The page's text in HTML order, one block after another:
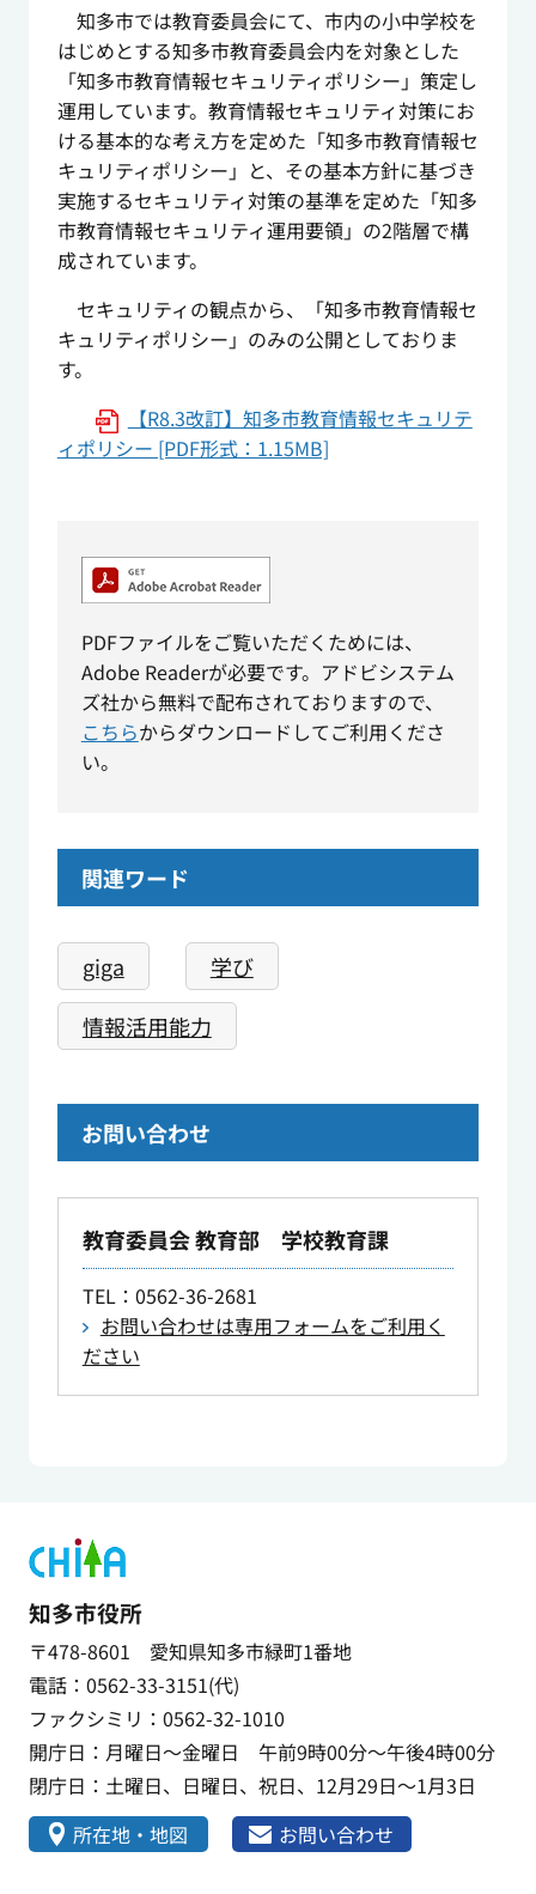
知多市では教育委員会にて、市内の小中学校を
はじめとする知多市教育委員会内を対象とした
「知多市教育情報セキュリティポリシー」策定し
運用しています。教育情報セキュリティ対策にお
ける基本的な考え方を定めた「知多市教育情報セ
キュリティポリシー」と、その基本方針に基づき
実施するセキュリティ対策の基準を定めた「知多
市教育情報セキュリティ運用要領」の2階層で構
成されています。
セキュリティの観点から、「知多市教育情報セ
キュリティポリシー」のみの公開としておりま
す。
【R8.3改訂】知多市教育情報セキュリテ
ィポリシー [PDF形式：1.15MB]
PDFファイルをご覧いただくためには、
Adobe Readerが必要です。アドビシステム
ズ社から無料で配布されておりますので、
こちらからダウンロードしてご利用くださ
い。
関連ワード
giga
学び
情報活用能力
お問い合わせ
教育委員会 教育部 学校教育課
TEL：0562-36-2681
お問い合わせは専用フォームをご利用く
ださい
知多市役所
〒478-8601 愛知県知多市緑町1番地
電話：0562-33-3151(代)
ファクシミリ：0562-32-1010
開庁日：月曜日～金曜日 午前9時00分～午後4時00分
閉庁日：土曜日、日曜日、祝日、12月29日～1月3日
所在地・地図
お問い合わせ